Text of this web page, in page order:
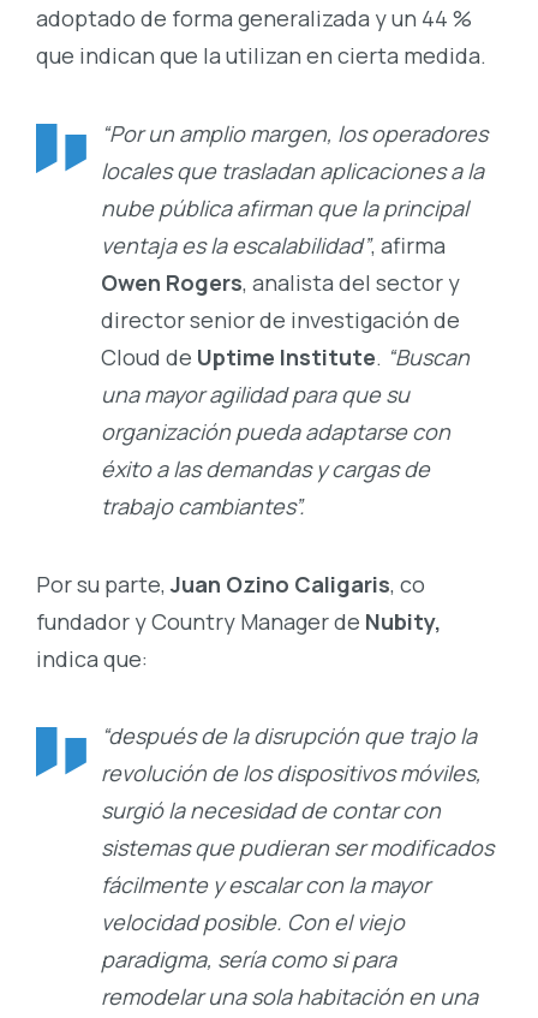
adoptado de forma generalizada y un 44 %
que indican que la utilizan en cierta medida.
“Por un amplio margen, los operadores
locales que trasladan aplicaciones a la
nube pública afirman que la principal
ventaja es la escalabilidad”, afirma
Owen Rogers, analista del sector y
director senior de investigación de
Cloud de Uptime Institute. “Buscan
una mayor agilidad para que su
organización pueda adaptarse con
éxito a las demandas y cargas de
trabajo cambiantes”.
Por su parte,Juan Ozino Caligaris, co
fundador y Country Manager de Nubity,
indica que:
“después de la disrupción que trajo la
revolución de los dispositivos móviles,
surgió la necesidad de contar con
sistemas que pudieran ser modificados
fácilmente y escalar con la mayor
velocidad posible. Con el viejo
paradigma, sería como si para
remodelar una sola habitación en una